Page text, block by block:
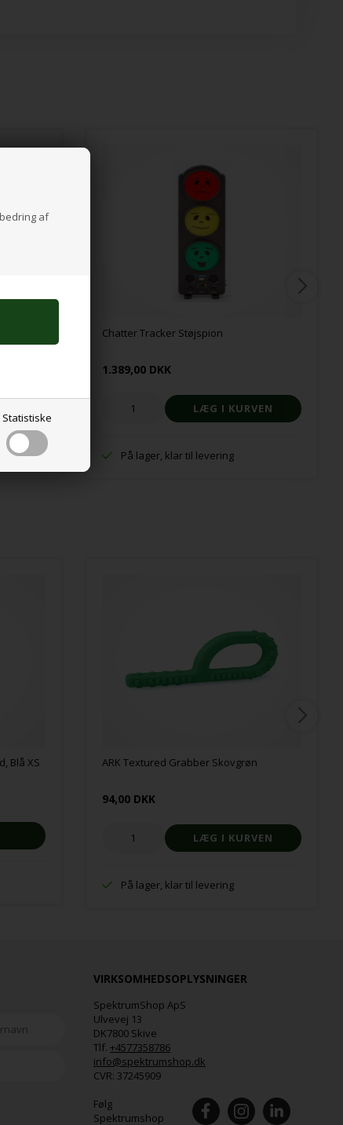
af
Statistiske
Chatter Tracker Støjspion
1.389,00 DKK
På lager, klar til levering
Blå XS ARK Textured Grabber Skovgrøn
94,00 DKK
På lager, klar til levering
VIRKSOMHEDSOPLYSNINGER
SpektrumShop ApS
Ulvevej 13
DK7800 Skive
Tlf.+4577358786
info@spektrumshop.dk
CVR: 37245909
Følg
Spektrumshop